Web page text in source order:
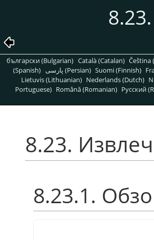
български (Bulgarian) Català (Catalan) Čeština
(Spanish)
پارسی (Persian) Suomi (Finnish)
Lietuvis (Lithuanian) Nederlands (Dutch)
Portuguese) Română (Romanian) Pусский
8.23.
8.23.1.